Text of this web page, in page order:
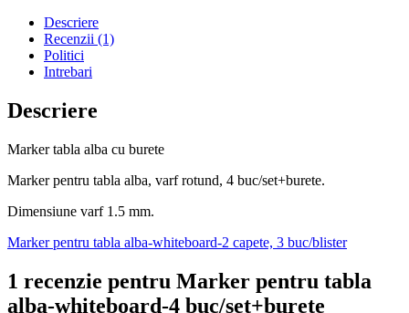
Descriere
Recenzii (1)
Politici
Intrebari
Descriere
Marker tabla alba cu burete
Marker pentru tabla alba, varf rotund, 4 buc/set+burete.
Dimensiune varf 1.5 mm.
Marker pentru tabla alba-whiteboard-2 capete, 3 buc/blister
1 recenzie pentru Marker pentru tabla
alba-whiteboard-4 buc/set+burete